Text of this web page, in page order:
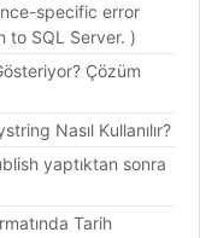
specific error
to SQL Server. )
Çözüm
Nasıl Kullanılır?
yaptıktan sonra
Tarih